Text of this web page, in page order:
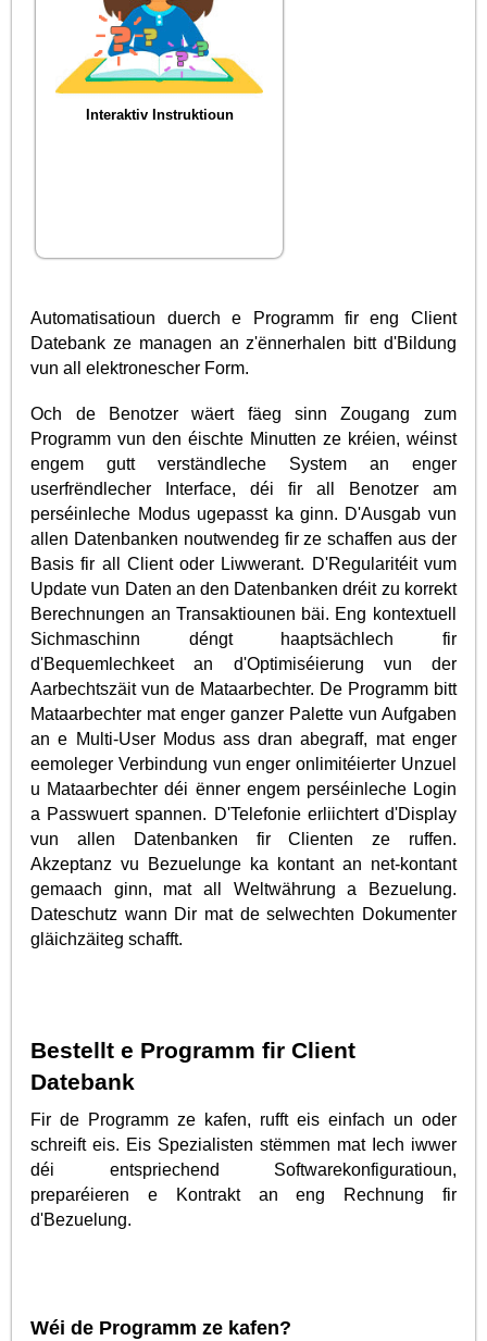
Interaktiv Instruktioun
Automatisatioun duerch e Programm fir eng Client
Datebank ze managen an z'ënnerhalen bitt d'Bildung
vun all elektronescher Form.
Och de Benotzer wäert fäeg sinn Zougang zum
Programm vun den éischte Minutten ze kréien, wéinst
engem gutt verständleche System an enger
userfrëndlecher Interface, déi fir all Benotzer am
perséinleche Modus ugepasst ka ginn. D'Ausgab vun
allen Datenbanken noutwendeg fir ze schaffen aus der
Basis fir all Client oder Liwwerant. D'Regularitéit vum
Update vun Daten an den Datenbanken dréit zu korrekt
Berechnungen an Transaktiounen bäi. Eng kontextuell
Sichmaschinn déngt haaptsächlech fir
d'Bequemlechkeet an d'Optimiséierung vun der
Aarbechtszäit vun de Mataarbechter. De Programm bitt
Mataarbechter mat enger ganzer Palette vun Aufgaben
an e Multi-User Modus ass dran abegraff, mat enger
eemoleger Verbindung vun enger onlimitéierter Unzuel
u Mataarbechter déi ënner engem perséinleche Login
a Passwuert spannen. D'Telefonie erliichtert d'Display
vun allen Datenbanken fir Clienten ze ruffen.
Akzeptanz vu Bezuelunge ka kontant an net-kontant
gemaach ginn, mat all Weltwährung a Bezuelung.
Dateschutz wann Dir mat de selwechten Dokumenter
gläichzäiteg schafft.
Bestellt e Programm fir Client
Datebank
Fir de Programm ze kafen, rufft eis einfach un oder
schreift eis. Eis Spezialisten stëmmen mat Iech iwwer
déi entspriechend Softwarekonfiguratioun,
preparéieren e Kontrakt an eng Rechnung fir
d'Bezuelung.
Wéi de Programm ze kafen?